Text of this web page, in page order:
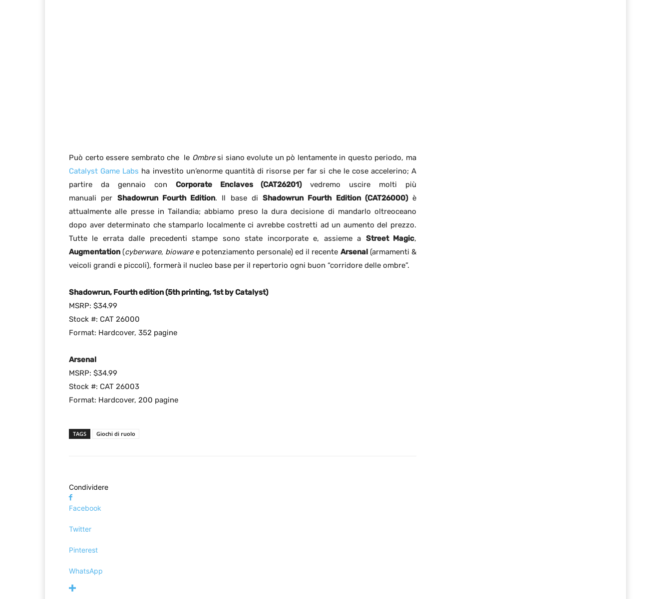
Può certo essere sembrato che le Ombresi siano evolute un pò lentamente in questo periodo, ma
Catalyst Game Labs ha investito un’enorme quantità di risorse per far si che le cose accelerino; A
partire da gennaio con Corporate Enclaves (CAT26201)vedremo uscire molti più
manuali per Shadowrun Fourth Edition. Il base di Shadowrun Fourth Edition (CAT26000)è
attualmente alle presse in Tailandia; abbiamo preso la dura decisione di mandarlo oltreoceano
dopo aver determinato che stamparlo localmente ci avrebbe costretti ad un aumento del prezzo.
Tutte le errata dalle precedenti stampe sono state incorporate e, assieme a Street Magic,
Augmentation (cyberware, biowaree potenziamento personale) ed il recente Arsenal(armamenti &
veicoli grandi e piccoli), formerà il nucleo base per il repertorio ogni buon “corridore delle ombre”.
Shadowrun, Fourth edition (5th printing, 1st by Catalyst)
MSRP: $34.99
Stock #: CAT 26000
Format: Hardcover, 352 pagine
Arsenal
MSRP: $34.99
Stock #: CAT 26003
Format: Hardcover, 200 pagine
TAGS Giochi di ruolo
Condividere
Facebook
Twitter
Pinterest
WhatsApp